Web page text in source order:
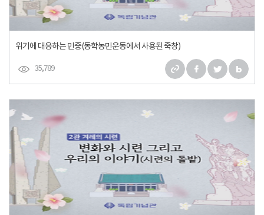
위기에 대응하는 민중(동학농민운동에서 사용된 죽창)
35,789